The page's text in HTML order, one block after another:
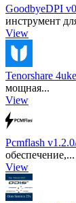
GoodbyeDPI
инструмент
View
Tenorshare
мощная...
View
Pcmflash
обеспечение,...
View